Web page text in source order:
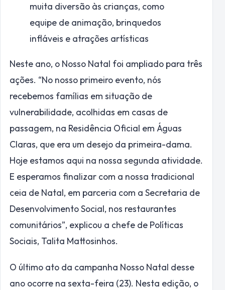
muita diversão às crianças, como
equipe de animação, brinquedos
infláveis e atrações artísticas
Neste ano, o Nosso Natal foi ampliado para três
ações. “No nosso primeiro evento, nós
recebemos famílias em situação de
vulnerabilidade, acolhidas em casas de
passagem, na Residência Oficial em Águas
Claras, que era um desejo da primeira-dama.
Hoje estamos aqui na nossa segunda atividade.
E esperamos finalizar com a nossa tradicional
ceia de Natal, em parceria com a Secretaria de
Desenvolvimento Social, nos restaurantes
comunitários”, explicou a chefe de Políticas
Sociais, Talita Mattosinhos.
O último ato da campanha Nosso Natal desse
ano ocorre na sexta-feira (23). Nesta edição, o